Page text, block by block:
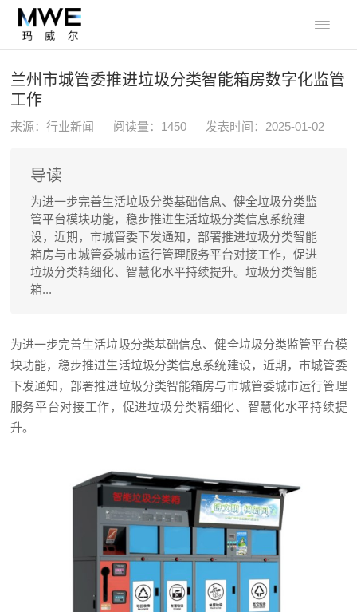

兰州市城管委推进垃圾分类智能箱房数字化监管
工作
来源：行业新闻 阅读量： 1450 发表时间：2025-01-02
导读
为进一步完善生活垃圾分类基础信息、健全垃圾分类监
管平台模块功能，稳步推进生活垃圾分类信息系统建
设，近期，市城管委下发通知，部署推进垃圾分类智能
箱房与市城管委城市运行管理服务平台对接工作，促进
垃圾分类精细化、智慧化水平持续提升。垃圾分类智能
箱...
为进一步完善生活垃圾分类基础信息、健全垃圾分类监管平台模
块功能，稳步推进生活垃圾分类信息系统建设，近期，市城管委
下发通知，部署推进垃圾分类智能箱房与市城管委城市运行管理
服务平台对接工作，促进垃圾分类精细化、智慧化水平持续提
升。